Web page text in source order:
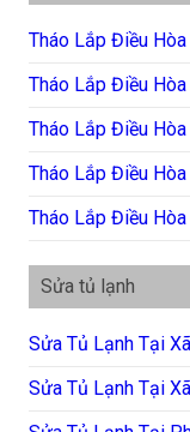
Tháo Lắp Điều
Tháo Lắp Điều
Tháo Lắp Điều
Tháo Lắp Điều
Tháo Lắp Điều
Sửa tủ lạnh
Sửa Tủ Lạnh Tại
Sửa Tủ Lạnh Tại